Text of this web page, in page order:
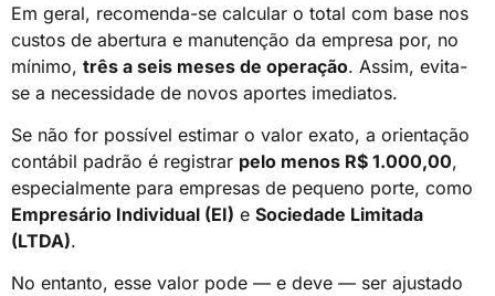
Em geral, recomenda-se calcular o total com base nos
custos de abertura e manutenção da empresa por, no
mínimo, três a seis meses de operação. Assim, evita-
se a necessidade de novos aportes imediatos.
Se não for possível estimar o valor exato, a orientação
contábil padrão é registrar pelo menos R$ 1.000,00,
especialmente para empresas de pequeno porte, como
Empresário Individual (EI) e Sociedade Limitada
(LTDA).
No entanto, esse valor pode — e deve — ser ajustado